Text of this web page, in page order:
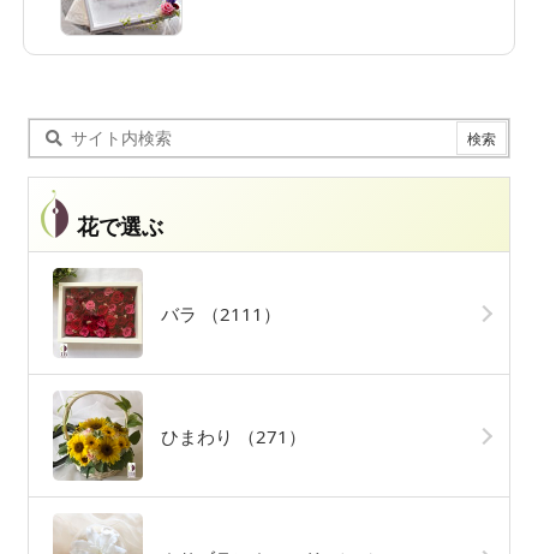
花で選ぶ
バラ （2111）
ひまわり （271）